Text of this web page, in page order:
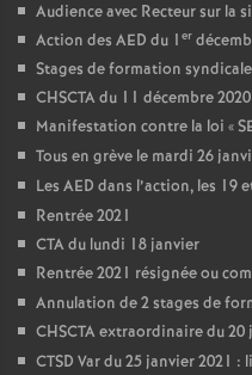
Audience avec Recteur sur la
Action des AED du 1 er
Stages de formation
CHSCTA du 11 décembre 2020
Manifestation contre la loi «
Tous en grève le mardi 26
Les AED dans l’action, les 19
Rentrée 2021
CTA du lundi 18 janvier
Rentrée 2021 résignée ou
Annulation de 2 stages de
CHSCTA extraordinaire du
CTSD Var du 25 janvier 2021